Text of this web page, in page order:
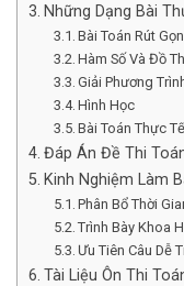
Những Dạng Bài
Bài Toán Rút
Hàm Số Và Đồ
Giải Phương
Hình Học
Bài Toán Thực Tế
Đáp Án Đề Thi
Kinh Nghiệm Làm
Phân Bổ Thời
Trình Bày Khoa
Ưu Tiên Câu Dễ
Tài Liệu Ôn Thi